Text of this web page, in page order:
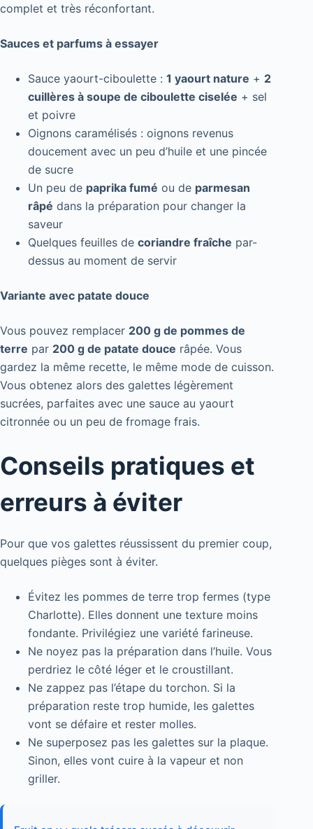
complet et très réconfortant.
Sauces et parfums à essayer
Sauce yaourt-ciboulette : 1 yaourt nature + 2
cuillères à soupe de ciboulette ciselée + sel
et poivre
Oignons caramélisés : oignons revenus
doucement avec un peu d’huile et une pincée
de sucre
Un peu de paprika fumé ou de parmesan
râpé dans la préparation pour changer la
saveur
Quelques feuilles de coriandre fraîche par-
dessus au moment de servir
Variante avec patate douce
Vous pouvez remplacer 200 g de pommes de
terre par 200 g de patate douce râpée. Vous
gardez la même recette, le même mode de cuisson.
Vous obtenez alors des galettes légèrement
sucrées, parfaites avec une sauce au yaourt
citronnée ou un peu de fromage frais.
Conseils pratiques et
erreurs à éviter
Pour que vos galettes réussissent du premier coup,
quelques pièges sont à éviter.
Évitez les pommes de terre trop fermes (type
Charlotte). Elles donnent une texture moins
fondante. Privilégiez une variété farineuse.
Ne noyez pas la préparation dans l’huile. Vous
perdriez le côté léger et le croustillant.
Ne zappez pas l’étape du torchon. Si la
préparation reste trop humide, les galettes
vont se défaire et rester molles.
Ne superposez pas les galettes sur la plaque.
Sinon, elles vont cuire à la vapeur et non
griller.